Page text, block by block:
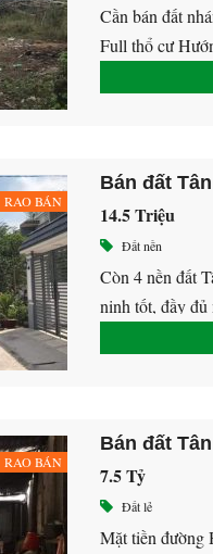
Cần bán đất
Full thổ cư
RAO BÁN
Bán đất
14.5 Triệu
Đất nền
Còn 4 nền đất
ninh tốt, đầy
RAO BÁN
7.5 Tỷ
Đất lẻ
Mặt tiền đường